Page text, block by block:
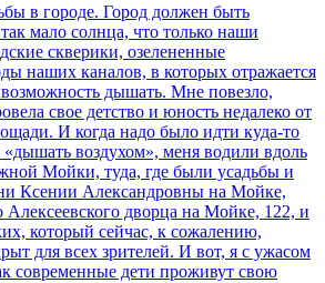
в городе. Город должен быть
мало солнца, что только наши
скверики, озелененные
наших каналов, в которых отражается
дышать. Мне повезло,
свое детство и юность недалеко от
И когда надо было идти куда-то
«дышать воздухом», меня водили вдоль
Мойки, туда, где были усадьбы и
Ксении Александровны на Мойке,
Алексеевского дворца на Мойке, 122, и
который сейчас, к сожалению,
для всех зрителей. И вот, я с ужасом
современные дети проживут свою